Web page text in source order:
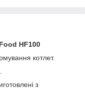
HF100
котлет.
з